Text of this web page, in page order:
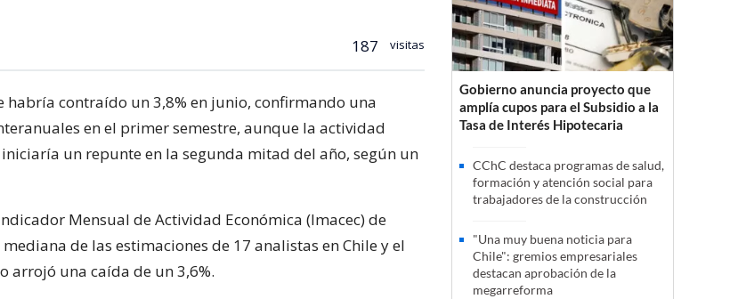
187 visitas
habría contraído un 3,8% en junio, confirmando una
en el primer semestre, aunque la actividad
un repunte en la segunda mitad del año, según un
Mensual de Actividad Económica (Imacec) de
de las estimaciones de 17 analistas en Chile y el
arrojó una caída de un 3,6%.
Gobierno anuncia proyecto que
amplía cupos para el Subsidio a la
Tasa de Interés Hipotecaria
CChC destaca programas de salud,
formación y atención social para
trabajadores de la construcción
"Una muy buena noticia para
Chile": gremios empresariales
destacan aprobación de la
megarreforma